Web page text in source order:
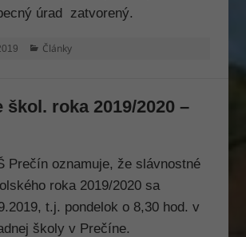
úrad zatvorený.
Kategórie
Články
škol. roka 2019/2020 –
Prečín oznamuje, že slávnostné
roka 2019/2020 sa
t.j. pondelok o 8,30 hod. v
školy v Prečíne.